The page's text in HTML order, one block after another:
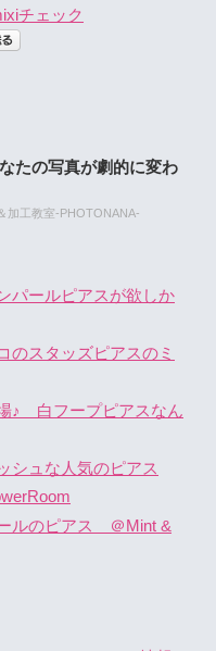
チェック
たの写真が劇的に変わ
加工教室-PHOTONANA-
パールピアスが欲しか
スタッズピアスのミ
♪ 白フープピアスなん
シュな人気のピアス
ルのピアス ＠Mint &